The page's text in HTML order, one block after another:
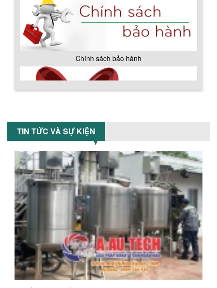
Hướng dẫn thanh toán mua hàng
TIN TỨC VÀ SỰ KIỆN
tạo gồm 2 lớp inox và được dùng để
làm giảm nhiệt độ của nguyên...
MÁY TRỘN BỘT KHÔ 500KG
Máy trộn bột khô 500kg được thiết kế
thân bồn nằm ngang, với cánh trộn bột
xoay đảo thuận nghịch. Vật liệu...
trộn các loại bột khô trong các ngành...
VÌ SAO DOANH NGHIỆP NÊN CHỌN MÁY
NGHIỀN MÀU SƠN Á ÂU?
Khám phá lý do doanh nghiệp nên
chọn máy nghiền màu sơn Á Âu: hiệu
suất cao, kiểm soát nhiệt tốt, tiết kiệm
ƯU ĐÃI ĐẶC BIỆT: GIÁ MÁY KHUẤY SƠN
CÔNG NGHIỆP GIẢM SỐC
Ưu đãi đặc biệt: Giá máy khuấy sơn
công nghiệp giảm sốc lên đến 20%.
Tiết kiệm chi phí, nhận ngay máy
khuấy...